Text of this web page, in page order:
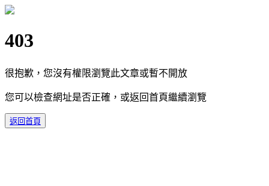
403
很抱歉，您沒有權限瀏覽此文章或暫不開放
您可以檢查網址是否正確，或返回首頁繼續瀏覽
返回首頁